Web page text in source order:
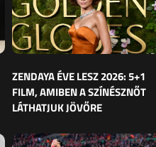
ZENDAYA ÉVE LESZ 2026: 5+1
FILM, AMIBEN A SZÍNÉSZNŐT
LÁTHATJUK JÖVŐRE